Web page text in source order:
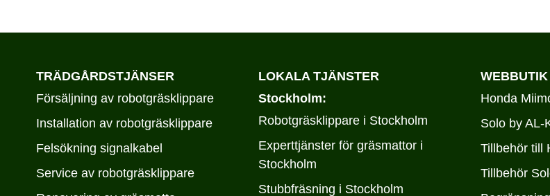
TRÄDGÅRDSTJÄNSER
Försäljning av robotgräsklippare
Installation av robotgräsklippare
Felsökning signalkabel
Service av robotgräsklippare
LOKALA TJÄNSTER
Stockholm:
Robotgräsklippare i Stockholm
Experttjänster för gräsmattor i
Stockholm
Stubbfräsning i Stockholm
WEBBUTIK
Honda
Solo by AL-
Tillbehör till
Tillbehör